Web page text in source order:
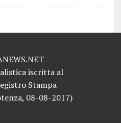
iscritta al
Stampa
08-08-2017)